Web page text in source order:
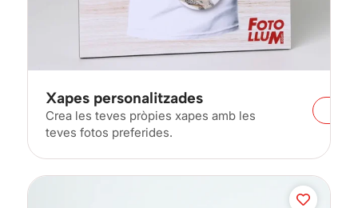
Xapes personalitzades
Crea les teves pròpies xapes amb les
teves fotos preferides.